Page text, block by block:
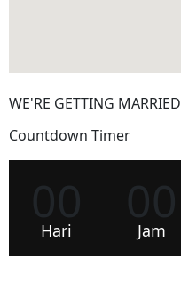
WE'RE GETTING MARRIED
Countdown Timer
00
Hari 00
Jam